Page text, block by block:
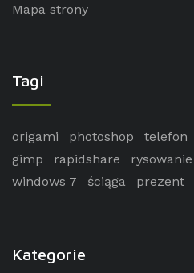
Mapa strony
Tagi
origami photoshop telefon
gimp
rapidshare rysowanie
windows 7
ściąga prezent
Kategorie